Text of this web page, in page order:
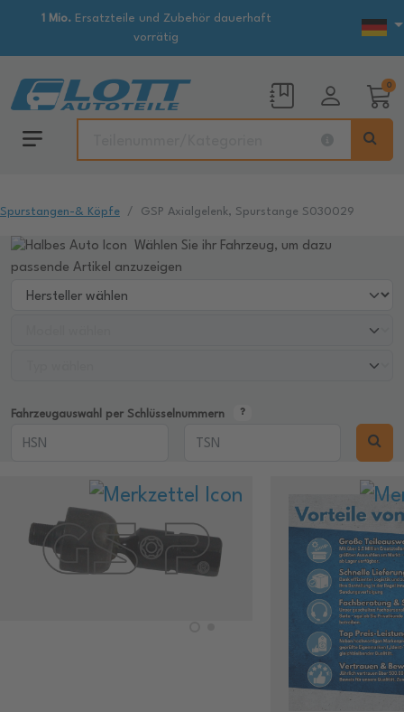
1 Mio.Ersatzteile und Zubehör dauerhaft
vorrätig
0
Spurstangen-& Köpfe GSP Axialgelenk, Spurstange S030029
Wählen Sie ihr Fahrzeug, um dazu
passende Artikel anzuzeigen
Fahrzeugauswahl per Schlüsselnummern